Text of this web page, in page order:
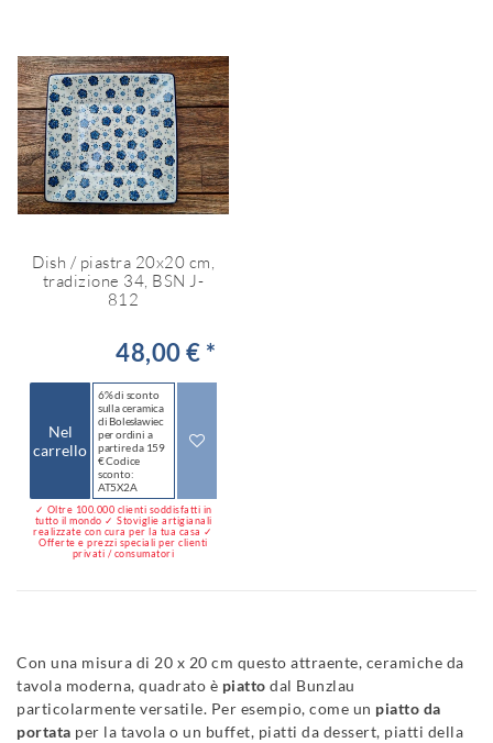
Dish / piastra 20x20 cm,
tradizione 34, BSN J-
812
48,00 € *
Nel
carrello
6% di sconto
sulla ceramica
di Bolesławiec
per ordini a
partire da 159
€ Codice
sconto:
AT5X2A
✓ Oltre 100.000 clienti soddisfatti in
tutto il mondo ✓ Stoviglie artigianali
realizzate con cura per la tua casa ✓
Offerte e prezzi speciali per clienti
privati / consumatori
Con una misura di 20 x 20 cm questo attraente, ceramiche da
tavola moderna, quadrato è piatto dal Bunzlau
particolarmente versatile. Per esempio, come un piatto da
portata per la tavola o un buffet, piatti da dessert, piatti della